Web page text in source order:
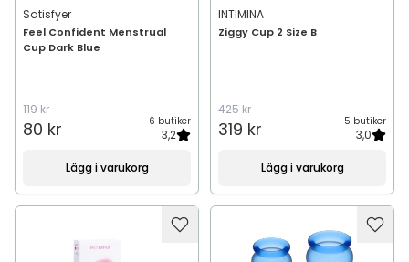
Satisfyer
Feel Confident Menstrual
Cup Dark Blue
119 kr
80 kr 6 butiker
3,2
Lägg i varukorg
INTIMINA
Ziggy Cup 2 Size B
425 kr
319 kr 5 butiker
3,0
Lägg i varukorg